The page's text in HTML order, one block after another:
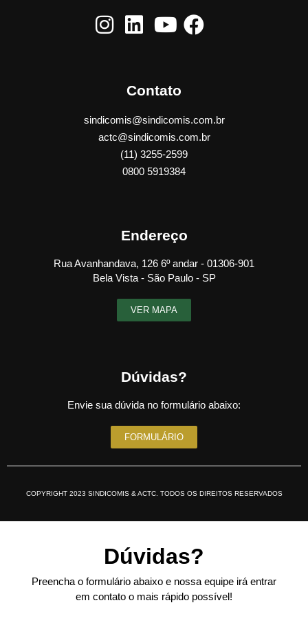
Contato
sindicomis@sindicomis.com.br
actc@sindicomis.com.br
(11) 3255-2599
0800 5919384
Endereço
Rua Avanhandava, 126 6º andar - 01306-901
Bela Vista - São Paulo - SP
VER MAPA
Dúvidas?
Envie sua dúvida no formulário abaixo:
FORMULÁRIO
COPYRIGHT 2023 SINDICOMIS & ACTC. TODOS OS DIREITOS RESERVADOS
Dúvidas?
Preencha o formulário abaixo e nossa equipe irá entrar
em contato o mais rápido possível!